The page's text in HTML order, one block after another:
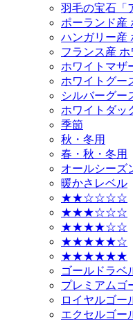
羽毛の宝石「
ポーランド産
ハンガリー産
フランス産
ホワイトマザ
ホワイトグー
シルバーグー
ホワイトダッ
季節
秋・冬用
春・秋・冬用
オールシーズ
暖かさレベル
★★☆☆☆☆
★★★☆☆☆
★★★★☆☆
★★★★★☆
★★★★★★
ゴールドラベ
プレミアムゴ
ロイヤルゴー
エクセルゴー